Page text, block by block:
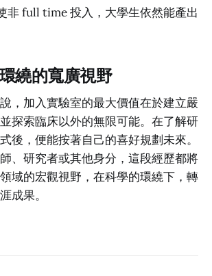
非 full time 投入，大學生依然能產出
繞的寬廣視野
，加入實驗室的最大價值在於建立嚴
探索臨床以外的無限可能。在了解研
後，便能按著自己的喜好規劃未來。
、研究者或其他身分，這段經歷都將
域的宏觀視野，在科學的環繞下，轉
成果。